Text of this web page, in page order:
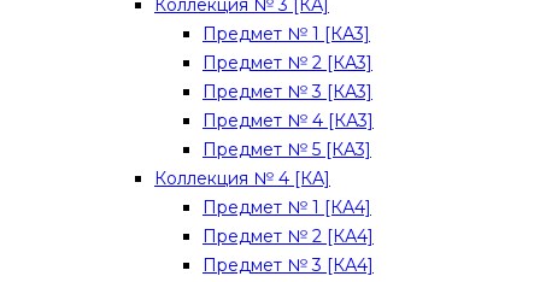
Коллекция № 3 [КА]
Предмет № 1 [КА3]
Предмет № 2 [КА3]
Предмет № 3 [КА3]
Предмет № 4 [КА3]
Предмет № 5 [КА3]
Коллекция № 4 [КА]
Предмет № 1 [КА4]
Предмет № 2 [КА4]
Предмет № 3 [КА4]